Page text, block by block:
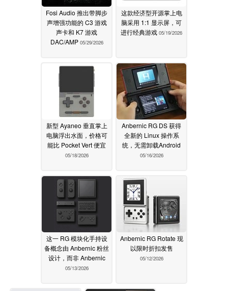
Fosi Audio 推出带脚步
声增强功能的 C3 游戏
声卡和 K7 游戏
DAC/AMP 05/29/2026
这款经济型开源掌上电
脑采用 1:1 显示屏，可
进行经典游戏 05/19/2026
新型 Ayaneo 垂直掌上
电脑浮出水面，价格可
能比 Pocket Vert 便宜
05/18/2026
Anbernic RG DS 获得
全新的 Linux 操作系
统，无需卸载Android
05/16/2026
这一 RG 模块化手持设
备概念由 Anbernic 粉丝
设计，而非 Anbernic
05/13/2026
Anbernic RG Rotate 现
以限时折扣发售
05/12/2026